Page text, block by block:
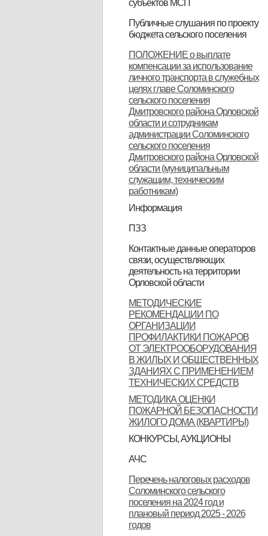
субъектов МСП
НПА
Вопрос-ответ
Имущество для бизнеса
Материалы корпорации
Коллегиальный орган
Публичные слушания по проекту
бюджета сельского поселения
ИТОГОВЫЙ ДОКУМЕНТ
публичных слушаний по проекту
муниципального правового акта
«О бюджете Соломинского
сельского поселения
Дмитровского района Орловской
области на 2021 год и плановый
период 2022-2023 годов»
ПОЛОЖЕНИЕ о выплате
компенсации за использование
личного транспорта в служебных
целях главе Соломинского
сельского поселения
Дмитровского района Орловской
области и сотрудникам
администрации Соломинского
сельского поселения
Дмитровского района Орловской
области (муниципальным
служащим, техническим
работникам)
Информация
Информация по дорогам
ПЗЗ
поселения Дмитровского района
Орловской области
Контактные данные операторов
связи, осуществляющих
деятельность на территории
Орловской области
Контактные данные операторов
связи, осуществляющих
деятельность на территории
Орловской области
МЕТОДИЧЕСКИЕ
РЕКОМЕНДАЦИИ ПО
ОРГАНИЗАЦИИ
ПРОФИЛАКТИКИ ПОЖАРОВ
ОТ ЭЛЕКТРООБОРУДОВАНИЯ
В ЖИЛЫХ И ОБЩЕСТВЕННЫХ
ЗДАНИЯХ С ПРИМЕНЕНИЕМ
ТЕХНИЧЕСКИХ СРЕДСТВ
МЕТОДИКА ОЦЕНКИ
ПОЖАРНОЙ БЕЗОПАСНОСТИ
ЖИЛОГО ДОМА (КВАРТИРЫ)
КОНКУРСЫ, АУКЦИОНЫ
Продажа земельных участков
АЧС
области от 23.11.2022 года № 674
"Об установлении
ограничительных мероприятий
области от 28.11.2022 года № 683
"О внесении изменений в Указ
Губернатора Орловской области
области от 28.11.2022 года № 684
"Об установлении
ограничительных мероприятий
Перечень налоговых расходов
Соломинского сельского
поселения на 2024 год и
плановый период 2025 - 2026
годов